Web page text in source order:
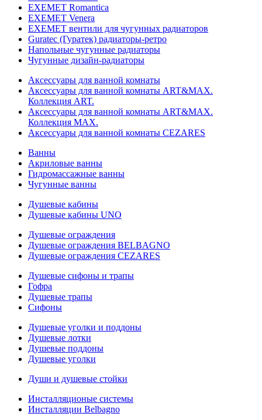
EXEMET Romantica
EXEMET Venera
EXEMET вентили для чугунных радиаторов
Guratec (Гуратек) радиаторы-ретро
Напольные чугунные радиаторы
Чугунные дизайн-радиаторы
Аксессуары для ванной комнаты
Аксессуары для ванной комнаты ART&MAX.
Коллекция ART.
Аксессуары для ванной комнаты ART&MAX.
Коллекция MAX.
Аксессуары для ванной комнаты CEZARES
Ванны
Акриловые ванны
Гидромассажные ванны
Чугунные ванны
Душевые кабины
Душевые кабины UNO
Душевые ограждения
Душевые ограждения BELBAGNO
Душевые ограждения CEZARES
Душевые сифоны и трапы
Гофра
Душевые трапы
Сифоны
Душевые уголки и поддоны
Душевые лотки
Душевые поддоны
Душевые уголки
Души и душевые стойки
Инсталляционые системы
Инсталляции Belbagno